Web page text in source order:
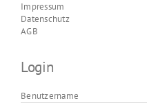
Impressum
Datenschutz
AGB
Login
Benutzername